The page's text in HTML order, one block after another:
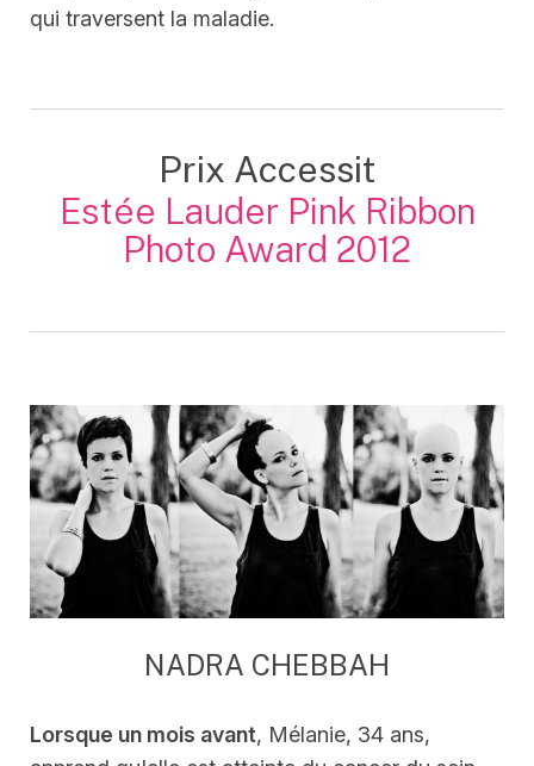
qui traversent la maladie.
Prix Accessit
Estée Lauder Pink Ribbon
Photo Award 2012
NADRA CHEBBAH
Lorsque un mois avant, Mélanie, 34 ans,